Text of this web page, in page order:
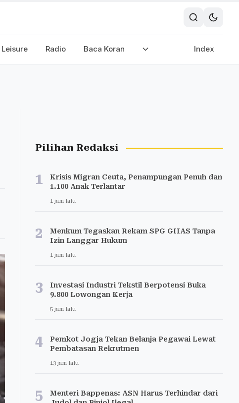
Leisure Radio Baca Koran Index
Pilihan Redaksi
1
Krisis Migran Ceuta, Penampungan Penuh dan
1.100 Anak Terlantar
1 jam lalu
2
Menkum Tegaskan Rekam SPG GIIAS Tanpa
Izin Langgar Hukum
1 jam lalu
3
Investasi Industri Tekstil Berpotensi Buka
9.800 Lowongan Kerja
5 jam lalu
4
Pemkot Jogja Tekan Belanja Pegawai Lewat
Pembatasan Rekrutmen
13 jam lalu
5
Menteri Bappenas: ASN Harus Terhindar dari